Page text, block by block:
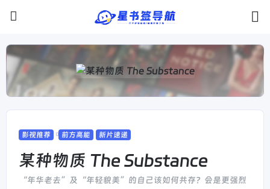
影视推荐 前方高能 新片速递
某种物质 The Substance
“年华老去”及“年轻貌美”的自己该如何共存？会是更强烈